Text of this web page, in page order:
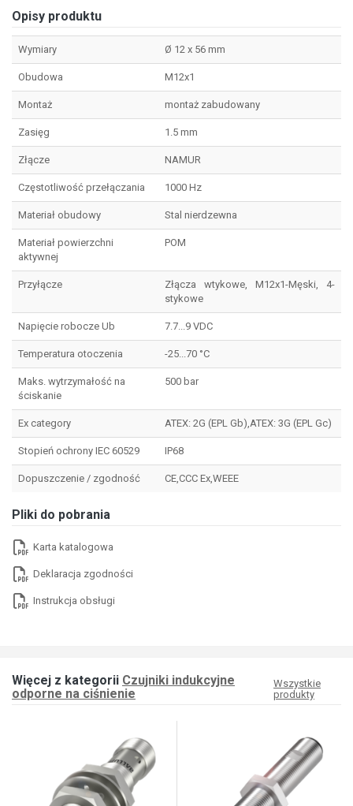
Opisy produktu
Wymiary Ø 12 x 56 mm
Obudowa M12x1
Montaż montaż zabudowany
Zasięg 1.5 mm
Złącze NAMUR
Częstotliwość przełączania 1000 Hz
Materiał obudowy Stal nierdzewna
Materiał powierzchni
aktywnej
POM
Przyłącze
Złącza wtykowe, M12x1-Męski, 4-
stykowe
Napięcie robocze Ub 7.7...9 VDC
Temperatura otoczenia -25...70 °C
Maks. wytrzymałość na
ściskanie
500 bar
Ex category ATEX: 2G (EPL Gb),ATEX: 3G (EPL Gc)
Stopień ochrony IEC 60529 IP68
Dopuszczenie / zgodność CE,CCC Ex,WEEE
Pliki do pobrania
Karta katalogowa
Deklaracja zgodności
Instrukcja obsługi
Więcej z kategorii Czujniki indukcyjne
odporne na ciśnienie
Wszystkie
produkty